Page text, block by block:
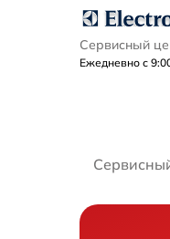
Сервисный
Ежедневно с